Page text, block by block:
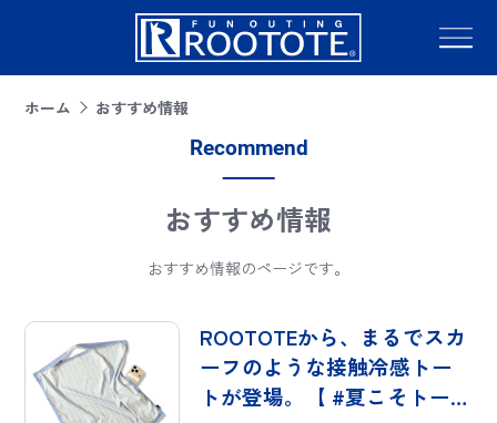
ホーム おすすめ情報
Recommend
おすすめ情報
おすすめ情報のページです。
ROOTOTEから、まるでスカ
ーフのような接触冷感トー
トが登場。【 #夏こそトート